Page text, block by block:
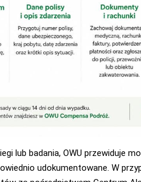
lub badania, OWU przewiduje
udokumentowane. W